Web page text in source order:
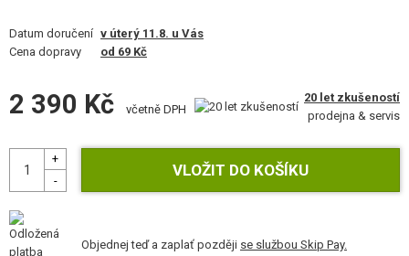
SERVIS A ÚDRŽBA ZBRANÍ
TERČE, STŘELNICE
OUTDOOR A BUSHCRAFT
JÍDLO
STAVEBNICE, MODELY
Datum doručení v úterý 11.8. u Vás
Cena dopravy
od 69 Kč
2 390 Kč včetně DPH
20 let zkušeností
prodejna & servis
Objednej teď a zaplať později se službou Skip Pay.